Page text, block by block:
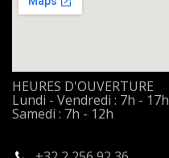
HEURES D'OUVERTURE
Lundi - Vendredi : 7h - 17h
Samedi : 7h - 12h